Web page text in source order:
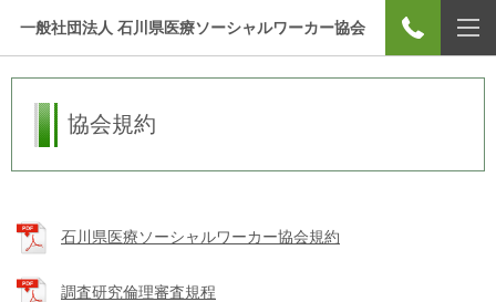
一般社団法人 石川県医療ソーシャルワーカー協会
協会規約
石川県医療ソーシャルワーカー協会規約
調査研究倫理審査規程